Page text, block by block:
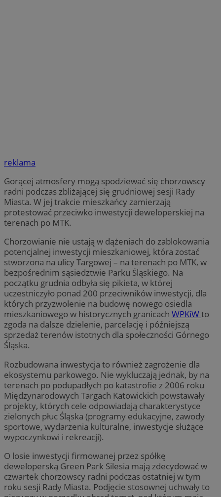
reklama
Gorącej atmosfery mogą spodziewać się chorzowscy
radni podczas zbliżającej się grudniowej sesji Rady
Miasta. W jej trakcie mieszkańcy zamierzają
protestować przeciwko inwestycji deweloperskiej na
terenach po MTK.
Chorzowianie nie ustają w dążeniach do zablokowania
potencjalnej inwestycji mieszkaniowej, która zostać
stworzona na ulicy Targowej – na terenach po MTK, w
bezpośrednim sąsiedztwie Parku Śląskiego. Na
początku grudnia odbyła się pikieta, w której
uczestniczyło ponad 200 przeciwników inwestycji, dla
których przyzwolenie na budowę nowego osiedla
mieszkaniowego w historycznych granicach WPKiWto
zgoda na dalsze dzielenie, parcelację i późniejszą
sprzedaż terenów istotnych dla społeczności Górnego
Śląska.
Rozbudowana inwestycja to również zagrożenie dla
ekosystemu parkowego. Nie wykluczają jednak, by na
terenach po podupadłych po katastrofie z 2006 roku
Międzynarodowych Targach Katowickich powstawały
projekty, których cele odpowiadają charakterystyce
zielonych płuc Śląska (programy edukacyjne, zawody
sportowe, wydarzenia kulturalne, inwestycje służące
wypoczynkowi i rekreacji).
O losie inwestycji firmowanej przez spółkę
deweloperską Green Park Silesia mają zdecydować w
czwartek chorzowscy radni podczas ostatniej w tym
roku sesji Rady Miasta. Podjęcie stosownej uchwały to